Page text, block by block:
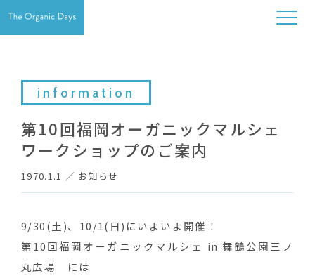
information
第10回福岡オーガニックマルシェ
ワークショップのご案内
1970.1.1 ／ お知らせ
9/30(土)、10/1(日)にいよいよ開催！
第10回福岡オーガニックマルシェ in 舞鶴公園三ノ
丸広場 には